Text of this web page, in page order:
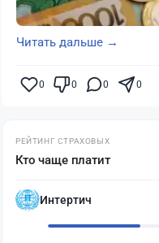
Читать дальше →
0 0 0 0
РЕЙТИНГ СТРАХОВЫХ
Кто чаще платит
Интертич